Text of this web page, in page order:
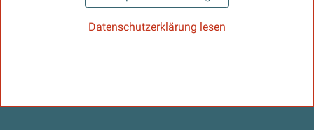
Datenschutzerklärung lesen